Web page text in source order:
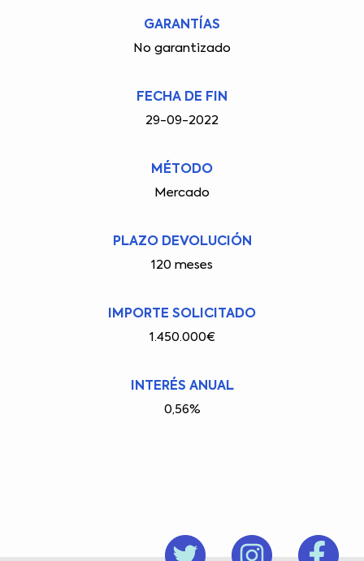
GARANTÍAS
No garantizado
FECHA DE FIN
29-09-2022
MÉTODO
Mercado
PLAZO DEVOLUCIÓN
120 meses
IMPORTE SOLICITADO
1.450.000€
INTERÉS ANUAL
0,56%